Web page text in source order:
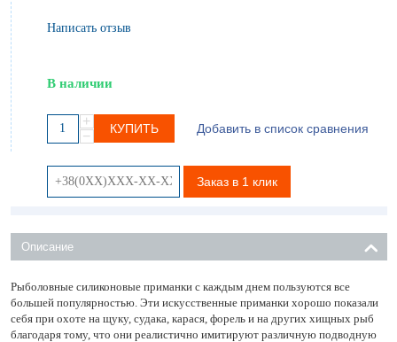
Написать отзыв
В наличии
+
−
КУПИТЬ Добавить в список сравнения
Заказ в 1 клик
Описание
Рыболовные силиконовые приманки с каждым днем пользуются все
большей популярностью. Эти искусственные приманки хорошо показали
себя при охоте на щуку, судака, карася, форель и на других хищных рыб
благодаря тому, что они реалистично имитируют различную подводную